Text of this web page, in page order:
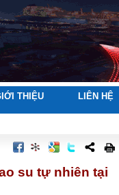
THIỆU LIÊN HỆ
su tự nhiên tại